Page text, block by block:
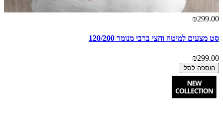
₪299.00
סט מצעים למיטה וחצי ברבי מנומר 120/200
₪299.00
הוספה לסל